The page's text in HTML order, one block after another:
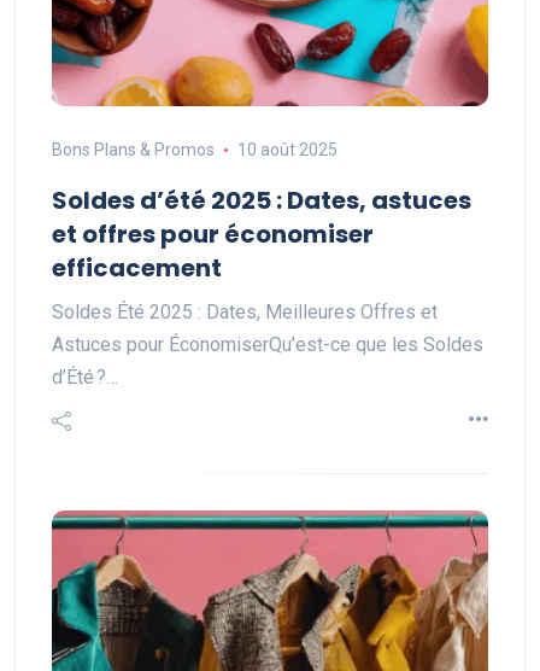
Bons Plans & Promos 10 août 2025
Soldes d’été 2025 : Dates, astuces
et offres pour économiser
efficacement
Soldes Été 2025 : Dates, Meilleures Offres et
Astuces pour ÉconomiserQu’est-ce que les Soldes
d’Été ?…